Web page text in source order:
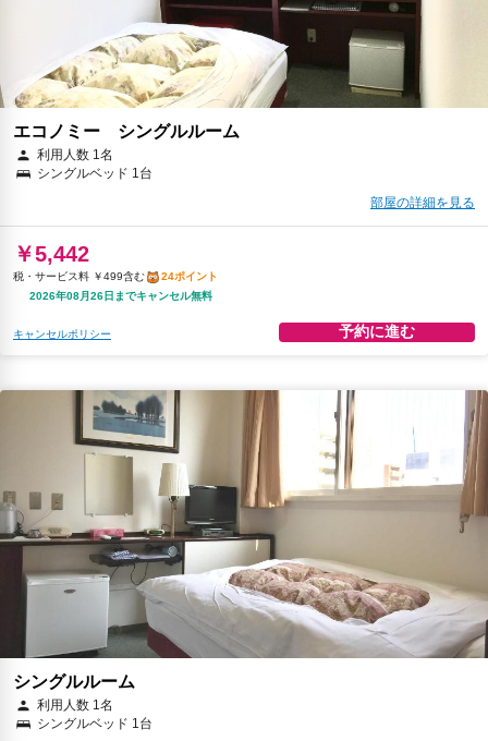
エコノミー シングルルーム
利用人数 1名
シングルベッド 1台
部屋の詳細を見る
￥5,442
税・サービス料 ￥499含む
24ポイント
2026年08月26日までキャンセル無料
キャンセルポリシー 予約に進む
シングルルーム
利用人数 1名
シングルベッド 1台